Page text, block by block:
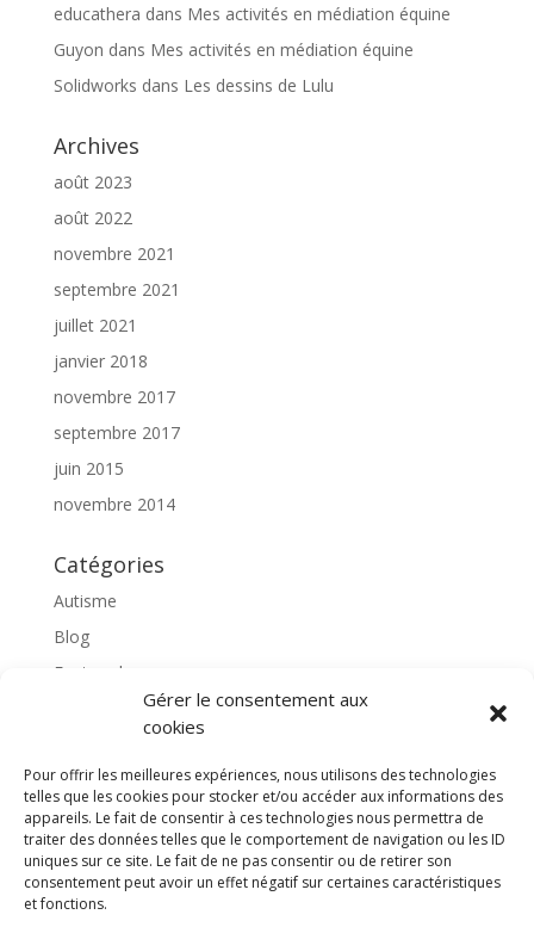
Gérer le consentement aux
cookies
Pour offrir les meilleures expériences, nous utilisons des technologies
telles que les cookies pour stocker et/ou accéder aux informations des
appareils. Le fait de consentir à ces technologies nous permettra de
traiter des données telles que le comportement de navigation ou les ID
uniques sur ce site. Le fait de ne pas consentir ou de retirer son
consentement peut avoir un effet négatif sur certaines caractéristiques
et fonctions.
educathera dans Mes activités en médiation équine
Guyon dans Mes activités en médiation équine
Solidworks dans Les dessins de Lulu
Archives
août 2023
août 2022
novembre 2021
septembre 2021
juillet 2021
janvier 2018
novembre 2017
septembre 2017
juin 2015
novembre 2014
Catégories
Autisme
Blog
Featured
l'apprentissage scolaire
Non classé
partenaires
Poterie
rassemblons nos expériences